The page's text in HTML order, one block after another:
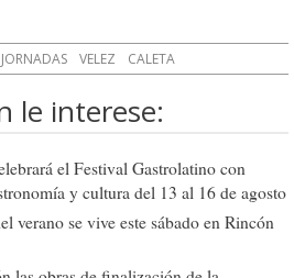
JORNADAS VELEZ CALETA
le interese:
el Festival Gastrolatino con
y cultura del 13 al 16 de agosto
verano se vive este sábado en Rincón